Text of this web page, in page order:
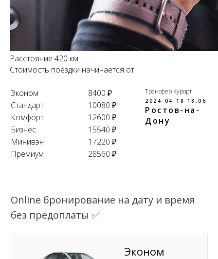
Расстояние 420 км.
Стоимость поездки начинается от:
Эконом
8400 ₽
Стандарт
10080 ₽
Комфорт
12600 ₽
Бизнес
15540 ₽
Минивэн
17220 ₽
Премиум
28560 ₽
Трансфер Курорт
2024-04-18 18:06
Ростов-на-
Дону
Online бронирование на дату и время
без предоплаты ✅
Эконом